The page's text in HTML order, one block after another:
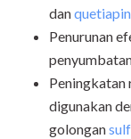
dan
Penurunan
digunakan
golongan